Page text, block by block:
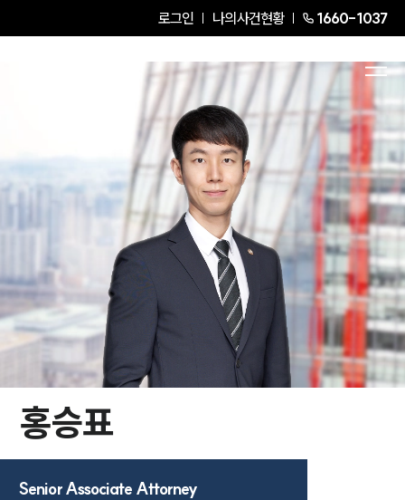
로그인 나의사건현황 1660-1037
Senior Associate Attorney
홍승표
Senior Associate Attorney